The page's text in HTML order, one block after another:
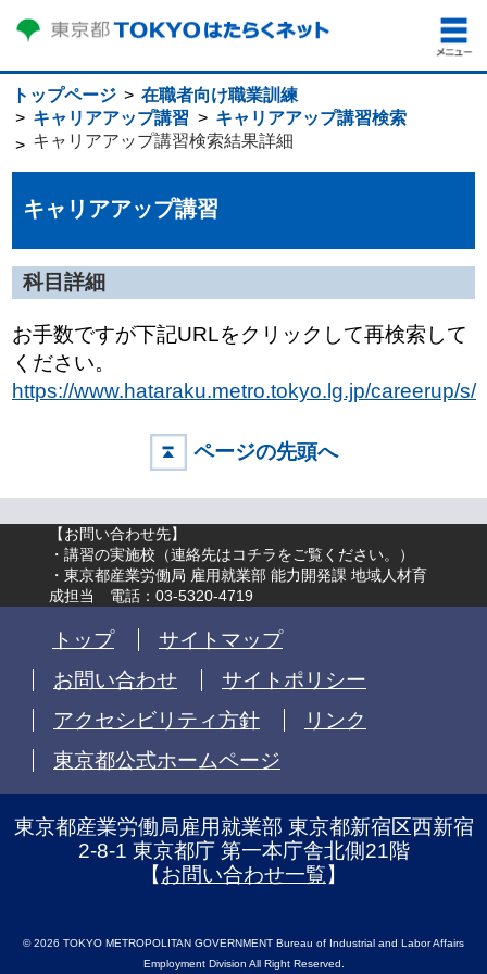
トップページ
在職者向け職業訓練
キャリアアップ講習
キャリアアップ講習検索
キャリアアップ講習検索結果詳細
キャリアアップ講習
科目詳細
お手数ですが下記URLをクリックして再検索して
ください。
https://www.hataraku.metro.tokyo.lg.jp/careerup/s/
ページの先頭へ
【お問い合わせ先】
・講習の実施校（連絡先はコチラをご覧ください。
）
・東京都産業労働局 雇用就業部 能力開発課 地域人材育
成担当 電話：03-5320-4719
トップ
サイトマップ
お問い合わせ
サイトポリシー
アクセシビリティ方針
リンク
東京都公式ホームページ
東京都産業労働局雇用就業部 東京都新宿区西新宿
2-8-1 東京都庁 第一本庁舎北側21階
【お問い合わせ一覧】
© 2026 TOKYO METROPOLITAN GOVERNMENT Bureau of Industrial and Labor Affairs
Employment Division All Right Reserved.